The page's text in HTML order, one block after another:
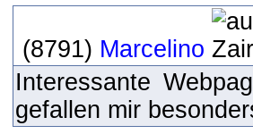
(8791) Marcelino
Interessante
gefallen mir